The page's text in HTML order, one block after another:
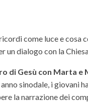
come luce e cosa
un dialogo con la
di Gesù con Marta e
sinodale, i giovani
la narrazione dei